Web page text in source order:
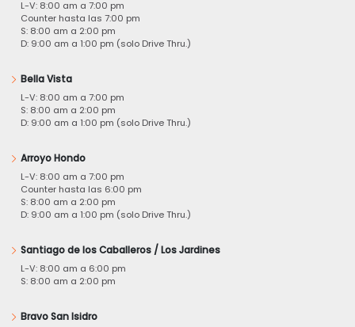
L-V: 8:00 am a 7:00 pm
Counter hasta las 7:00 pm
S: 8:00 am a 2:00 pm
D: 9:00 am a 1:00 pm (solo Drive Thru.)
Bella Vista
L-V: 8:00 am a 7:00 pm
S: 8:00 am a 2:00 pm
D: 9:00 am a 1:00 pm (solo Drive Thru.)
Arroyo Hondo
L-V: 8:00 am a 7:00 pm
Counter hasta las 6:00 pm
S: 8:00 am a 2:00 pm
D: 9:00 am a 1:00 pm (solo Drive Thru.)
Santiago de los Caballeros / Los Jardines
L-V: 8:00 am a 6:00 pm
S: 8:00 am a 2:00 pm
Bravo San Isidro